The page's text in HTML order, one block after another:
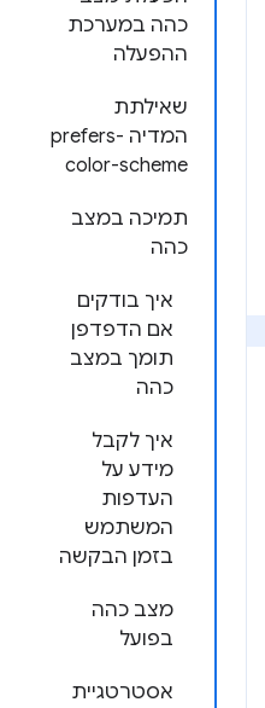
כהה במערכת
ההפעלה
שאילתת
המדיה prefers-
color-scheme
תמיכה במצב
כהה
איך בודקים
אם הדפדפן
תומך במצב
כהה
איך לקבל
מידע על
העדפות
המשתמש
בזמן הבקשה
מצב כהה
בפועל
אסטרטגיית